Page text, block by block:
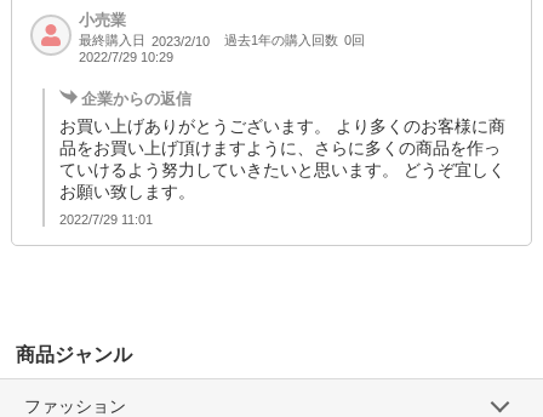
小売業
最終購入日 2023/2/10 過去1年の購入回数 0回
2022/7/29 10:29
企業からの返信
お買い上げありがとうございます。 より多くのお客様に商
品をお買い上げ頂けますように、さらに多くの商品を作っ
ていけるよう努力していきたいと思います。 どうぞ宜しく
お願い致します。
2022/7/29 11:01
商品ジャンル
ファッション